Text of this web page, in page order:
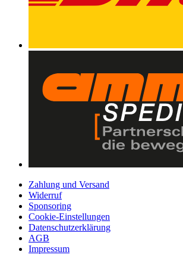
Zahlung und Versand
Widerruf
Sponsoring
Cookie-Einstellungen
Datenschutzerklärung
AGB
Impressum